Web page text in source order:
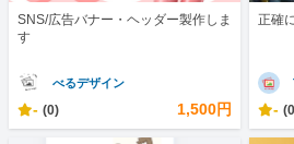
SNS/広告バナー・ヘッダー製作しま
す
べるデザイン
- (0) 1,500円
正確
-